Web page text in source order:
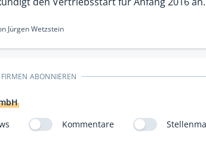
Jürgen Wetzstein
ABONNIEREN
Kommentare